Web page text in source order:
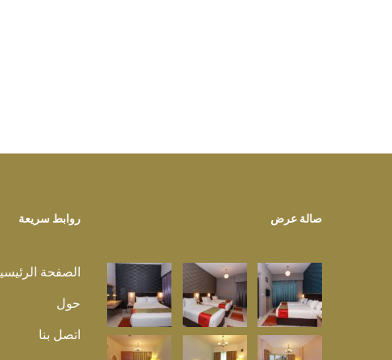
روابط سريعة
الصفحة
حول
اتصل بنا
صالة عرض